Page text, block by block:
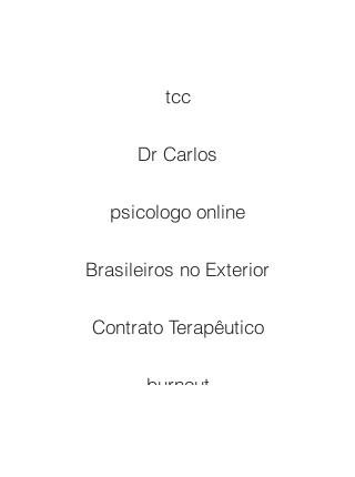
tcc
Dr Carlos
psicologo online
Brasileiros no Exterior
Contrato Terapêutico
burnout